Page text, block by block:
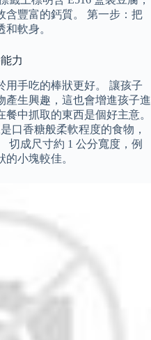
含豐富的鈣質。 第一步：把
軟身。
力
用手吃的棒狀更好。 讓孩子
產生興趣，這也會增進孩子進
中抓取的東西是個好主意。
口香糖般柔軟程度的食物，
切成尺寸約 1 公分寬度，例
小塊較佳。